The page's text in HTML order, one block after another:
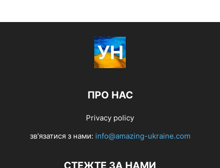
ПРО НАС
Privacy policy
зв'язатися з нами: info@amazing-ukraine.com
СТЕЖТЕ ЗА НАМИ